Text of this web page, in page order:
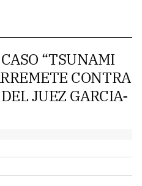
CASO “TSUNAMI
CONTRA
JUEZ GARCIA-